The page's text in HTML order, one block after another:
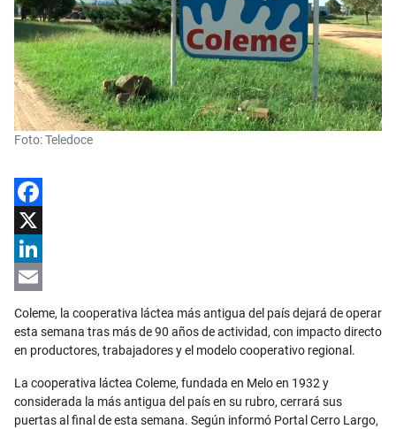
Foto: Teledoce
Facebook
X
LinkedIn
Email
Coleme, la cooperativa láctea más antigua del país dejará de operar
esta semana tras más de 90 años de actividad, con impacto directo
en productores, trabajadores y el modelo cooperativo regional.
La cooperativa láctea Coleme, fundada en Melo en 1932 y
considerada la más antigua del país en su rubro, cerrará sus
puertas al final de esta semana. Según informó Portal Cerro Largo,